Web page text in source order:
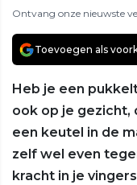
Ontvang onze nieuwste
Toevoegen als
Heb je een
ook op je gezicht,
een keutel in de
zelf wel even
kracht in je